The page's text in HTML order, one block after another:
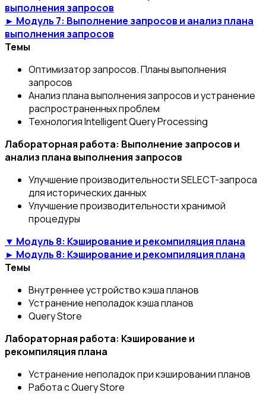
выполнения запросов
► Модуль 7: Выполнение запросов и анализ плана
выполнения запросов
Темы
Оптимизатор запросов. Планы выполнения
запросов
Анализ плана выполнения запросов и устранение
распространенных проблем
Технология Intelligent Query Processing
Лабораторная работа: Выполнение запросов и
анализ плана выполнения запросов
Улучшение производительности SELECT-запроса
для исторических данных
Улучшение производительности хранимой
процедуры
▼ Модуль 8: Кэширование и рекомпиляция плана
► Модуль 8: Кэширование и рекомпиляция плана
Темы
Внутреннее устройство кэша планов
Устранение неполадок кэша планов
Query Store
Лабораторная работа: Кэширование и
рекомпиляция плана
Устранение неполадок при кэшировании планов
Работа с Query Store